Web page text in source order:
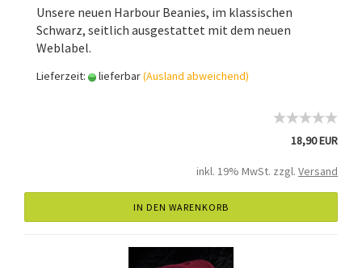
Unsere neuen Harbour Beanies, im klassischen
Schwarz, seitlich ausgestattet mit dem neuen
Weblabel.
Lieferzeit: lieferbar(Ausland abweichend)
18,90 EUR
inkl. 19% MwSt. zzgl. Versand
IN DEN WARENKORB